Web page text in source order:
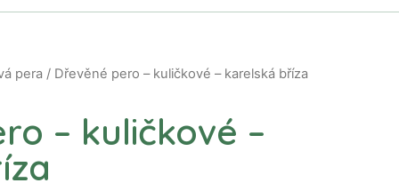
pera / Dřevěné pero – kuličkové – karelská bříza
– kuličkové –